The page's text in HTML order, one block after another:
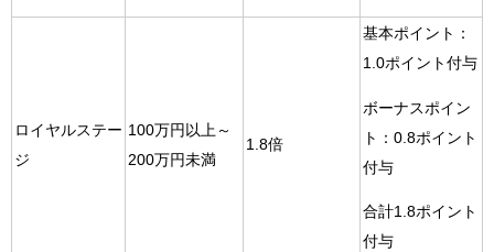
ロイヤルステー
ジ
100万円以上～
200万円未満
1.8倍
基本ポイント：
1.0ポイント付与
ボーナスポイン
ト：0.8ポイント
付与
合計1.8ポイント
付与